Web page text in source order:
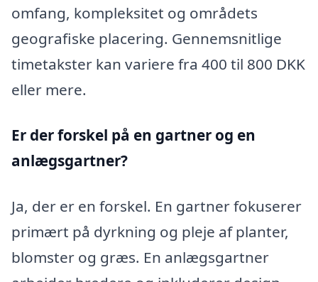
omfang, kompleksitet og områdets
geografiske placering. Gennemsnitlige
timetakster kan variere fra 400 til 800 DKK
eller mere.
Er der forskel på en gartner og en
anlægsgartner?
Ja, der er en forskel. En gartner fokuserer
primært på dyrkning og pleje af planter,
blomster og græs. En anlægsgartner